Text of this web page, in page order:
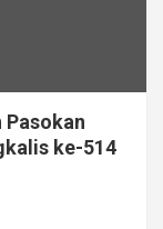
Pasokan
ke-514